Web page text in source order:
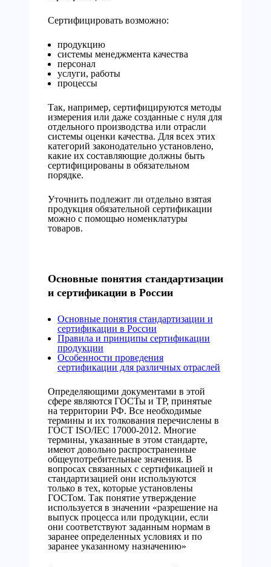
Сертифицировать возможно:
продукцию
системы менеджмента качества
персонал
услуги, работы
процессы
Так, например, сертифицируются методы
измерения или даже созданные с нуля для
отдельного производства или отрасли
системы оценки качества. Для всех этих
категорий законодательно установлено,
какие их составляющие должны быть
сертифицированы в обязательном
порядке.
Уточнить подлежит ли отдельно взятая
продукция обязательной сертификации
можно с помощью номенклатуры
товаров.
Основные понятия стандартизации
и сертификации в России
Основные понятия стандартизации и
сертификации в России
Правила и принципы сертификации
продукции
Особенности проведения
сертификации для различных отраслей
Определяющими документами в этой
сфере являются ГОСТы и ТР, принятые
на территории РФ. Все необходимые
термины и их толкования перечислены в
ГОСТ ISO/IEC 17000-2012. Многие
термины, указанные в этом стандарте,
имеют довольно распространенные
общеупотребительные значения. В
вопросах связанных с сертификацией и
стандартизацией они используются
только в тех, которые установлены
ГОСТом. Так понятие утверждение
используется в значении «разрешение на
выпуск процесса или продукции, если
они соответствуют заданным нормам в
заранее определенных условиях и по
заранее указанному назначению»